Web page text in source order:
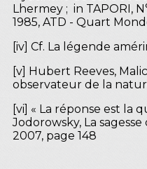
Lhermey ; in TAPORI,
1985, ATD - Quart
[iv] Cf. La légende
[v] Hubert Reeves,
observateur de la
[vi] « La réponse est la
Jodorowsky, La
2007, page 148